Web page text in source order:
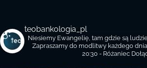
teobankologia_pl
Niesiemy Ewangelię, tam gdzie są
Zapraszamy do modlitwy każdego
20:30 - Różaniec